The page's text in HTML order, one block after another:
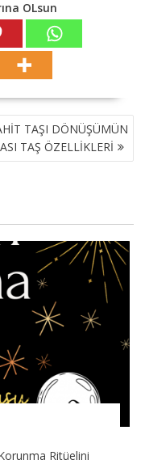
OLsun
TAŞI DÖNÜŞÜMÜN
TAŞ ÖZELLİKLERİ
Ritüelini